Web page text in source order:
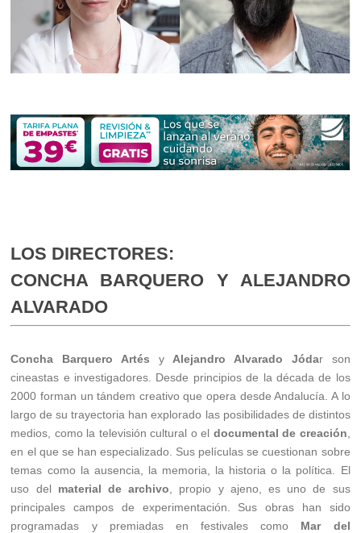
LOS DIRECTORES:
CONCHA BARQUERO Y ALEJANDRO
ALVARADO
Concha Barquero Artés y Alejandro Alvarado Jódar son
cineastas e investigadores. Desde principios de la década de los
2000 forman un tándem creativo que opera desde Andalucía. A lo
largo de su trayectoria han explorado las posibilidades de distintos
medios, como la televisión cultural o el documental de creación
en el que se han especializado. Sus películas se cuestionan sobre
temas como la ausencia, la memoria, la historia o la política. El
uso del material de archivo , propio y ajeno, es uno de sus
principales campos de experimentación. Sus obras han sido
programadas y premiadas en festivales como Mar del